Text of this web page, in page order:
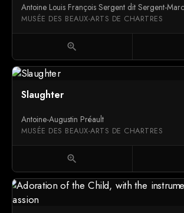
Antoine Louis François Sergent dit Sergent-
MUSÉE DES BEAUX-ARTS DE CHARTRES
zoom_in
Slaughter
Antoine-Augustin Préault
MUSÉE DES BEAUX-ARTS DE CHARTRES
zoom_in